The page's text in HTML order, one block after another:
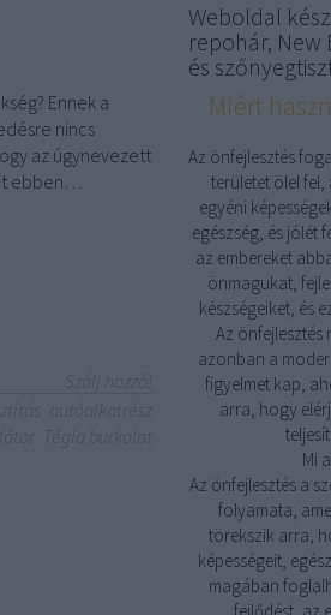
Ennek a
nincs
az úgynevezett
ebben…
Weboldal
repohár, New
és
Miért
Az önfejlesztés
területet ölel
egyéni
egészség, és jólét
az embereket
önmagukat,
készségeiket, és
Az önfejlesztés
azonban a
figyelmet kap,
arra, hogy
Mi
Az önfejlesztés a
folyamata,
törekszik arra,
képességeit,
magában